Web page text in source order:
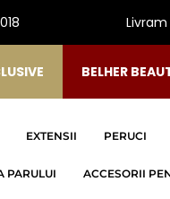
BELHER
EXTENSII PERUCI
PARULUI ACCESORII